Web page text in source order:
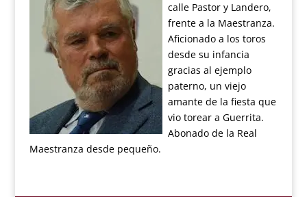
calle Pastor y Landero,
frente a la Maestranza.
Aficionado a los toros
desde su infancia
gracias al ejemplo
paterno, un viejo
amante de la fiesta que
vio torear a Guerrita.
Abonado de la Real
Maestranza desde pequeño.